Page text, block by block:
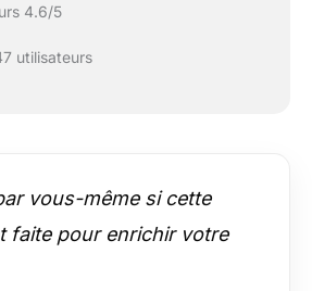
4.6/5
utilisateurs
vous-même si cette
faite pour enrichir votre